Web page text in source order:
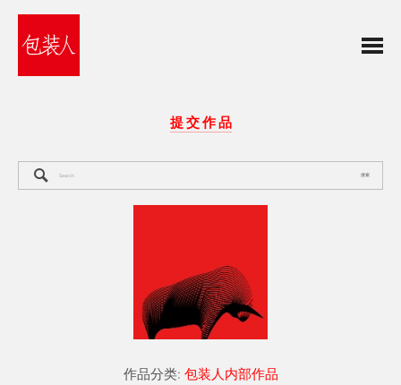
提 交 作 品
搜索
作品分类: 包装人内部作品